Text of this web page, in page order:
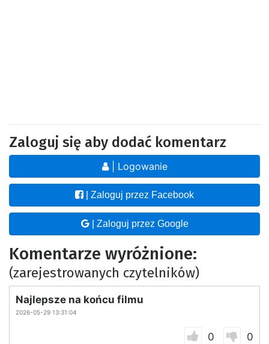
Zaloguj się aby dodać komentarz
| Logowanie
| Zaloguj przez Facebook
| Zaloguj przez Google
Komentarze wyróżnione:
(zarejestrowanych czytelników)
Najlepsze na końcu filmu
2026-05-29 13:31:04
0
0